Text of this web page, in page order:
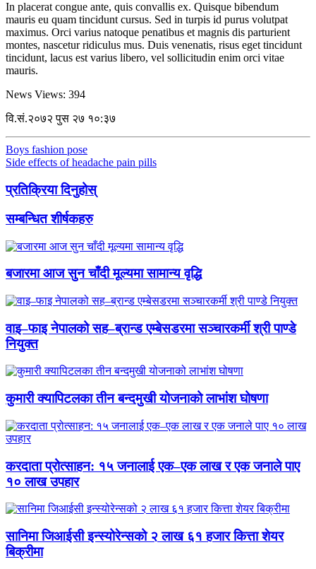
In placerat congue ante, quis convallis ex. Quisque bibendum
mauris eu quam tincidunt cursus. Sed in turpis id purus volutpat
maximus. Orci varius natoque penatibus et magnis dis parturient
montes, nascetur ridiculus mus. Duis venenatis, risus eget tincidunt
tincidunt, lacus est varius libero, vel sollicitudin enim orci vitae
mauris.
News Views: 394
वि.सं.२०७२ पुस २७ १०:३७
Boys fashion pose
Side effects of headache pain pills
प्रतिक्रिया दिनुहोस्
सम्बन्धित शीर्षकहरु
बजारमा आज सुन चाँदी मूल्यमा सामान्य वृद्धि
वाइ–फाइ नेपालको सह–ब्रान्ड एम्बेसडरमा सञ्चारकर्मी श्री पाण्डे
नियुक्त
कुमारी क्यापिटलका तीन बन्दमुखी योजनाको लाभांश घोषणा
करदाता प्रोत्साहन: १५ जनालाई एक–एक लाख र एक जनाले पाए
१० लाख उपहार
सानिमा जिआईसी इन्स्योरेन्सको २ लाख ६१ हजार कित्ता शेयर
बिक्रीमा